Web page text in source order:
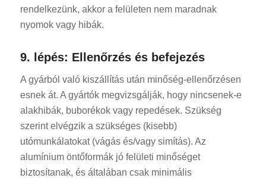
rendelkezünk, akkor a felületen nem maradnak
nyomok vagy hibák.
9. lépés: Ellenőrzés és befejezés
A gyárból való kiszállítás után minőség-ellenőrzésen
esnek át. A gyártók megvizsgálják, hogy nincsenek-e
alakhibák, buborékok vagy repedések. Szükség
szerint elvégzik a szükséges (kisebb)
utómunkálatokat (vágás és/vagy simítás). Az
alumínium öntőformák jó felületi minőséget
biztosítanak, és általában csak minimális